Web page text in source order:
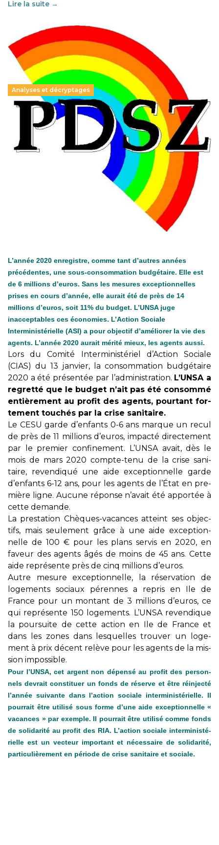
Lire la suite →
Analyses et décryptages
Hongrie : du changement pour les politiques
éducatives, aussi !
25 juin 2026
En Hongrie, le conservateur Peter Magyar et son parti
Tisza "Respect et liberté" ont remporté une large victoire,
contre le premier ministre sortant, Viktor Orban,…
L’année 2020 enregistre, comme tant d’autres années
précédentes, une sous-consommation budgétaire. Elle est
de 6 millions d’euros. Sans les mesures exceptionnelles
prises en cours d’année, elle aurait été de près de 14
millions d’euros, soit 11% du budget. L’UNSA juge
inacceptables ces économies. L’Action Sociale
Interministérielle (ASI) a pour objectif d’améliorer la vie des
agents. L’année 2020 aurait mérité mieux, les agents aussi.
Lors du Comité Interministériel d’Action Sociale
(CIAS) du 13 jan­vier, la consom­ma­tion bud­gé­taire
2020 a été pré­sen­tée par l’admi­nis­tra­tion. L’UNSA a
regretté que le budget n’ait pas été consommé
entiè­re­ment au profit des agents, pour­tant for­
te­ment tou­chés par la crise sani­taire.
Le CESU garde d’enfants 0-6 ans marque un recul
de près de 11 mil­lions d’euros, impacté direc­te­ment
par le pre­mier confi­ne­ment. L’UNSA avait, dès le
mois de mars 2020 compte-tenu de la crise sani­
taire, reven­di­qué une aide excep­tion­nelle garde
d’enfants 6-12 ans, pour les agents de l’État en pre­
mière ligne. Aucune réponse n’avait été appor­tée à
cette demande.
La pres­ta­tion Chèques-vacan­ces atteint ses objec­
tifs, mais seu­le­ment grâce à une aide excep­tion­
nelle de 100 € pour les plans servis en 2020, en
faveur des agents âgés de moins de 45 ans. Cette
aide repré­sente près de cinq mil­lions d’euros.
Autre mesure excep­tion­nelle, la réser­va­tion de
loge­ments sociaux péren­nes a repris en Ile de
France pour un mon­tant de 3 mil­lions d’euros, ce
qui repré­sente 150 loge­ments. L’UNSA reven­di­que
la pour­suite de cette action en Ile de France et
dans les zones dans les­quel­les trou­ver un loge­
ment à prix décent relève pour les agents de la mis­
sion impos­si­ble.
Pour l’UNSA, cet argent non dépensé au profit des per­son­
nels devrait cons­ti­tuer un fonds de réserve et être réin­jecté
l’année sui­vante dans l’action sociale inter­mi­nis­té­rielle. Il
pour­rait être uti­lisé sous forme d’une aide excep­tion­nelle «
vacan­ces » par exem­ple. Il pour­rait être uti­lisé comme fonds
de soli­da­rité au profit des RIA. L’action sociale inter­mi­nis­té­
rielle est un vec­teur impor­tant et néces­saire de soli­da­rité,
par­ti­cu­liè­re­ment en période de crise sani­taire et sociale.